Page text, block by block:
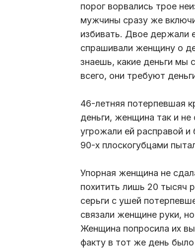
порог ворвались трое
мужчины сразу же
избивать. Двое держали
спрашивали женщину о
знаешь, какие деньги мы
всего, они требуют
46-летняя потерпевшая
деньги, женщина так и не
угрожали ей расправой
90-х плоскогубцами
Упорная женщина не
похитить лишь 20 тысяч
серьги с ушей
связали женщине руки,
Женщина попросила их
факту в тот же день